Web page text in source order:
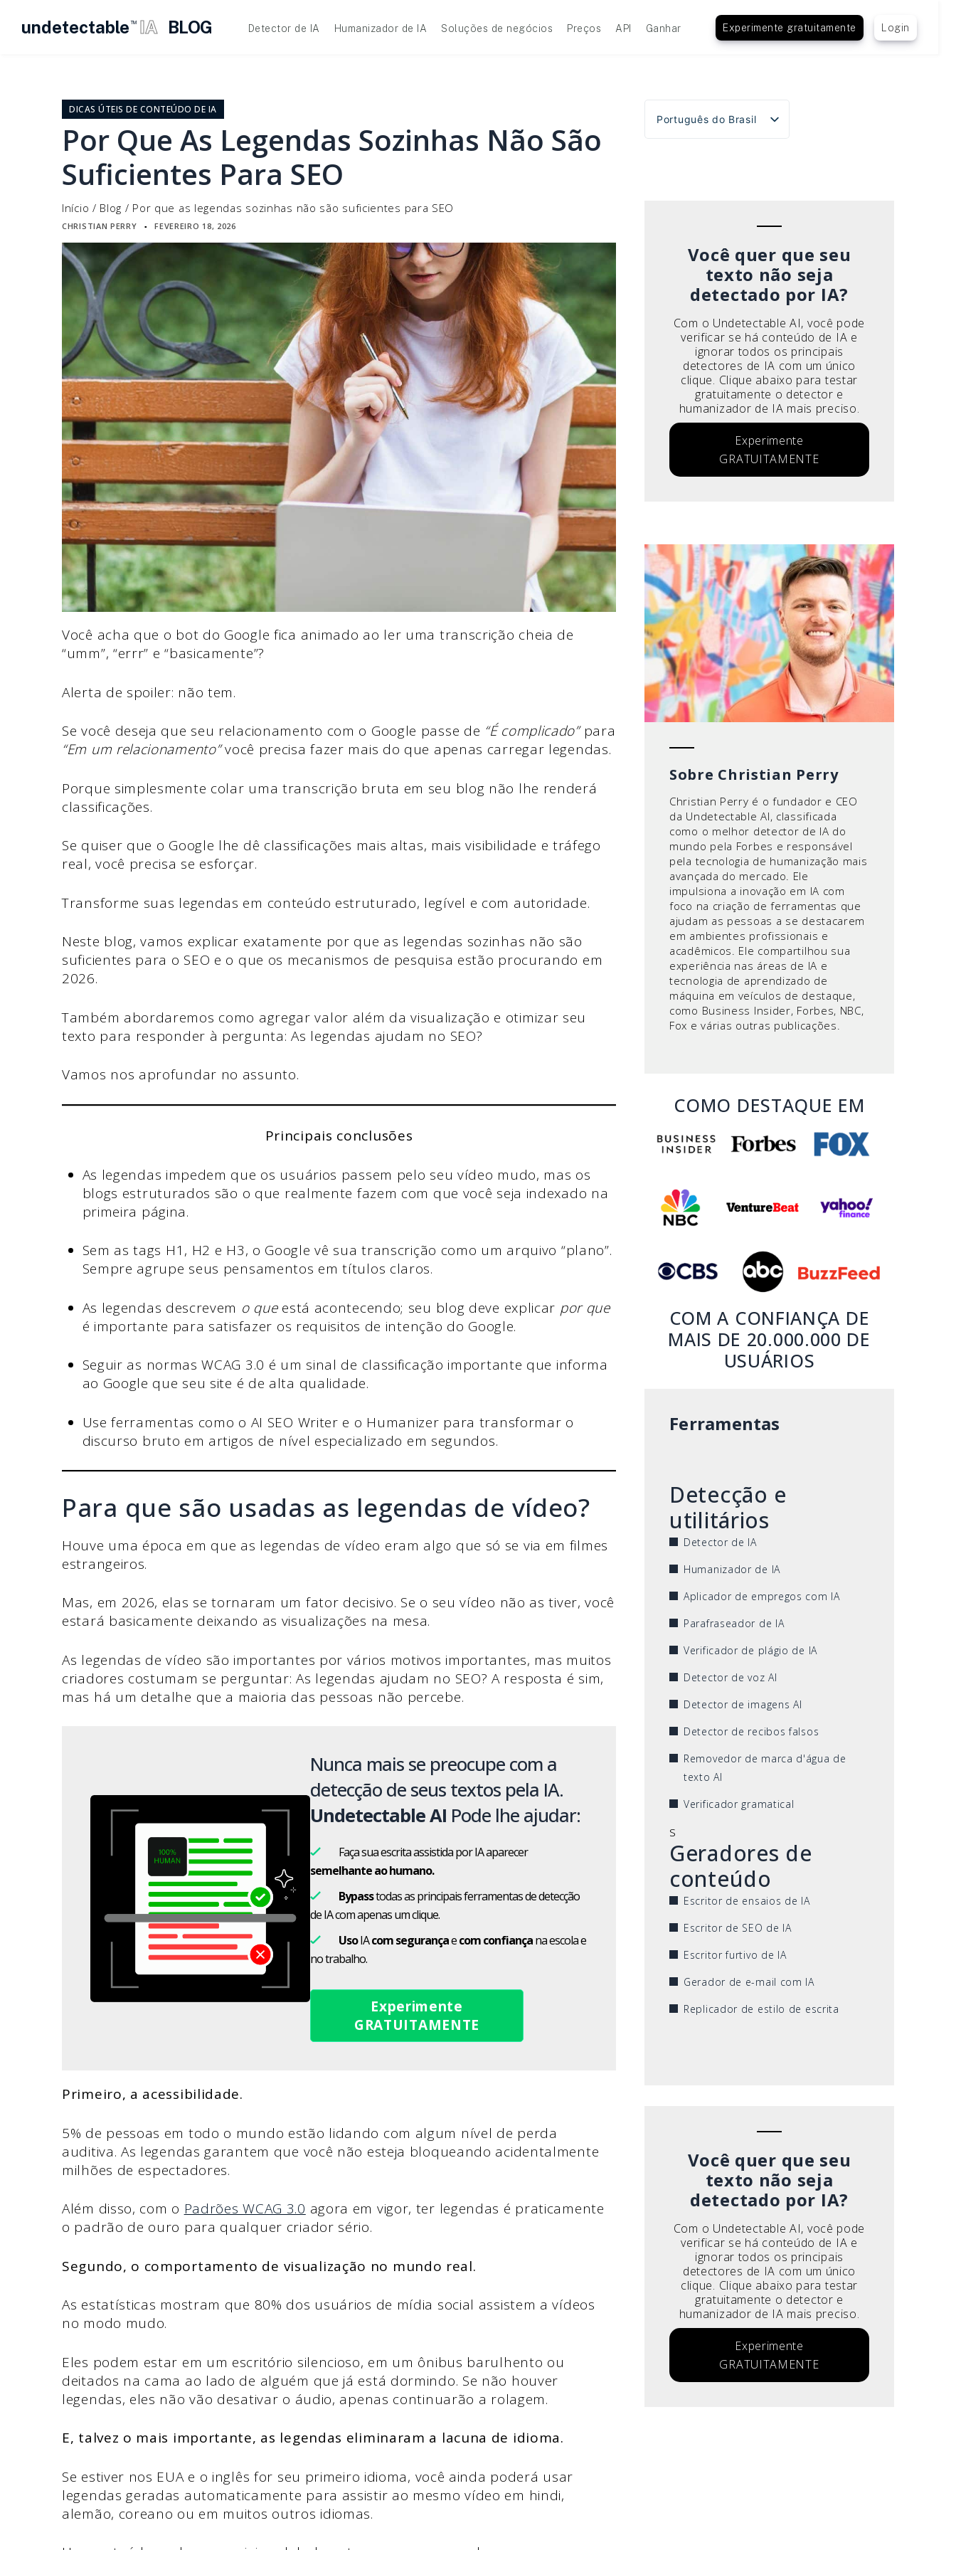
undetectable TM IA BLOG Detector de IA Humanizador de IA Soluções de negócios Preços API Ganhar Experimente gratuitamente Login
conteúdo
DICAS ÚTEIS DE CONTEÚDO DE IA
Por Que As Legendas Sozinhas Não São
Suficientes Para SEO
Início / Blog / Por que as legendas sozinhas não são suficientes para SEO
CHRISTIAN PERRY ▪ FEVEREIRO 18, 2026
Você acha que o bot do Google fica animado ao ler uma transcrição cheia de
“umm”, “errr” e “basicamente”?
Alerta de spoiler: não tem.
Se você deseja que seu relacionamento com o Google passe de “É complicado”para
“Em um relacionamento”você precisa fazer mais do que apenas carregar legendas.
Porque simplesmente colar uma transcrição bruta em seu blog não lhe renderá
classificações.
Se quiser que o Google lhe dê classificações mais altas, mais visibilidade e tráfego
real, você precisa se esforçar.
Transforme suas legendas em conteúdo estruturado, legível e com autoridade.
Neste blog, vamos explicar exatamente por que as legendas sozinhas não são
suficientes para o SEO e o que os mecanismos de pesquisa estão procurando em
2026.
Também abordaremos como agregar valor além da visualização e otimizar seu
texto para responder à pergunta: As legendas ajudam no SEO?
Vamos nos aprofundar no assunto.
Principais conclusões
As legendas impedem que os usuários passem pelo seu vídeo mudo, mas os
blogs estruturados são o que realmente fazem com que você seja indexado na
primeira página.
Sem as tags H1, H2 e H3, o Google vê sua transcrição como um arquivo “plano”.
Sempre agrupe seus pensamentos em títulos claros.
As legendas descrevem o queestá acontecendo; seu blog deve explicar por que
é importante para satisfazer os requisitos de intenção do Google.
Seguir as normas WCAG 3.0 é um sinal de classificação importante que informa
ao Google que seu site é de alta qualidade.
Use ferramentas como o AI SEO Writer e o Humanizer para transformar o
discurso bruto em artigos de nível especializado em segundos.
Para que são usadas as legendas de vídeo?
Houve uma época em que as legendas de vídeo eram algo que só se via em filmes
estrangeiros.
Mas, em 2026, elas se tornaram um fator decisivo. Se o seu vídeo não as tiver, você
estará basicamente deixando as visualizações na mesa.
As legendas de vídeo são importantes por vários motivos importantes, mas muitos
criadores costumam se perguntar: As legendas ajudam no SEO? A resposta é sim,
mas há um detalhe que a maioria das pessoas não percebe.
Nunca mais se preocupe com a
detecção de seus textos pela IA.
Undetectable AI Pode lhe ajudar:
Faça sua escrita assistida por IA aparecer
semelhante ao humano.
Bypasstodas as principais ferramentas de detecção
de IA com apenas um clique.
UsoIAcom segurançaecom confiançana escola e
no trabalho.
Experimente
GRATUITAMENTE
Primeiro, a acessibilidade.
5% de pessoas em todo o mundo estão lidando com algum nível de perda
auditiva. As legendas garantem que você não esteja bloqueando acidentalmente
milhões de espectadores.
Além disso, com o Padrões WCAG 3.0 agora em vigor, ter legendas é praticamente
o padrão de ouro para qualquer criador sério.
Segundo, o comportamento de visualização no mundo real.
As estatísticas mostram que 80% dos usuários de mídia social assistem a vídeos
no modo mudo.
Eles podem estar em um escritório silencioso, em um ônibus barulhento ou
deitados na cama ao lado de alguém que já está dormindo. Se não houver
legendas, eles não vão desativar o áudio, apenas continuarão a rolagem.
E, talvez o mais importante, as legendas eliminaram a lacuna de idioma.
Se estiver nos EUA e o inglês for seu primeiro idioma, você ainda poderá usar
legendas geradas automaticamente para assistir ao mesmo vídeo em hindi,
alemão, coreano ou em muitos outros idiomas.
Português do Brasil
English
Você quer que seu
texto não seja
detectado por IA?
Com o Undetectable AI, você pode
verificar se há conteúdo de IA e
ignorar todos os principais
detectores de IA com um único
clique. Clique abaixo para testar
gratuitamente o detector e
humanizador de IA mais preciso.
Experimente
GRATUITAMENTE
Sobre Christian Perry
Christian Perry é o fundador e CEO
da Undetectable AI, classificada
como o melhor detector de IA do
mundo pela Forbes e responsável
pela tecnologia de humanização mais
avançada do mercado. Ele
impulsiona a inovação em IA com
foco na criação de ferramentas que
ajudam as pessoas a se destacarem
em ambientes profissionais e
acadêmicos. Ele compartilhou sua
experiência nas áreas de IA e
tecnologia de aprendizado de
máquina em veículos de destaque,
como Business Insider, Forbes, NBC,
Fox e várias outras publicações.
COMO DESTAQUE EM
COM A CONFIANÇA DE
MAIS DE 20.000.000 DE
USUÁRIOS
Ferramentas
Detecção e
utilitários
Detector de IA
Humanizador de IA
Aplicador de empregos com IA
Parafraseador de IA
Verificador de plágio de IA
Detector de voz AI
Detector de imagens AI
Detector de recibos falsos
Removedor de marca d'água de
texto AI
Verificador gramatical
s
Geradores de
conteúdo
Escritor de ensaios de IA
Escritor de SEO de IA
Escritor furtivo de IA
Gerador de e-mail com IA
Replicador de estilo de escrita
Você quer que seu
texto não seja
detectado por IA?
Com o Undetectable AI, você pode
verificar se há conteúdo de IA e
ignorar todos os principais
detectores de IA com um único
clique. Clique abaixo para testar
gratuitamente o detector e
humanizador de IA mais preciso.
Experimente
GRATUITAMENTE